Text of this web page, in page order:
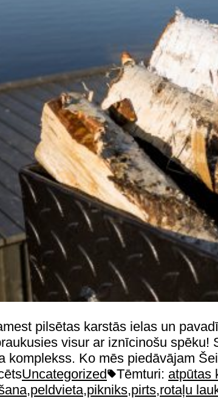
pilsētas karstās ielas un
visur ar iznīcinošu
komplekss. Ko mēs piedāvājam
Uncategorized Tēmturi: atpūtas
,peldvieta,pikniks,pirts,rotaļu